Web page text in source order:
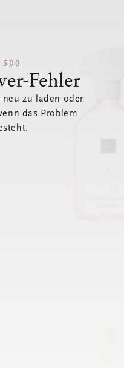
500
Fehler
neu zu laden oder
das Problem